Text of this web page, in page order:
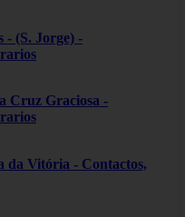
- (S. Jorge) -
Cruz Graciosa -
da Vitória - Contactos,